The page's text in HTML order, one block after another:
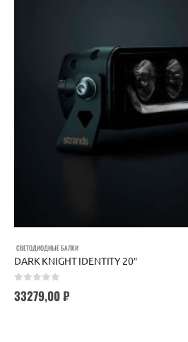
СВЕТОДИОДНЫЕ БАЛКИ
DARK KNIGHT IDENTITY 20″
33279,00₽